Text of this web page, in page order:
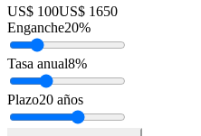
US$ 100US$ 1650
Enganche20%
Tasa anual8%
Plazo20 años